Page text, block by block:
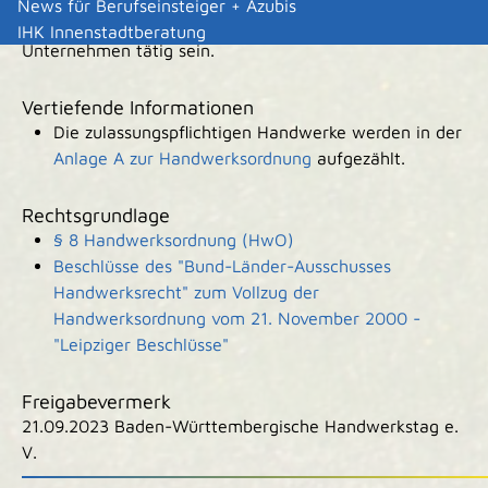
News für Berufseinsteiger + Azubis
IHK Innenstadtberatung
oder technische Betriebsleiterin in einem anderen
Unternehmen tätig sein.
Vertiefende Informationen
Die zulassungspflichtigen Handwerke werden in der
Anlage A zur Handwerksordnung aufgezählt.
Rechtsgrundlage
§ 8 Handwerksordnung (HwO)
Beschlüsse des "Bund-Länder-Ausschusses
Handwerksrecht" zum Vollzug der
Handwerksordnung vom 21. November 2000 -
"Leipziger Beschlüsse"
Freigabevermerk
21.09.2023 Baden-Württembergische Handwerkstag e.
V.